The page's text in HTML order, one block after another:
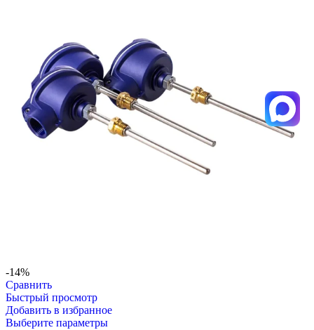
-14%
Сравнить
Быстрый просмотр
Добавить в избранное
Выберите параметры